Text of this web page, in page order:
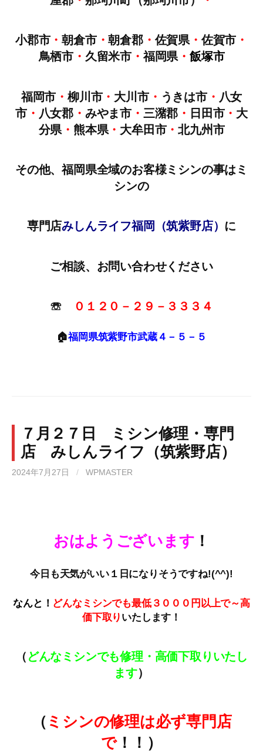
小郡市・朝倉市・朝倉郡・佐賀県・佐賀市 ・
鳥栖市・ 久留米市・福岡県・飯塚市
福岡市 ・柳川市・ 大川市・ うきは市・ 八女
市・ 八女郡・ みやま市・ 三潴郡 ・ 日田市・ 大
分県 ・ 熊本県・ 大牟田市・北九州市
その他、福岡県全域のお客様ミシンの事はミ
シンの
専門店みしんライフ福岡（筑紫野店） に
ご相談、お問い合わせください
☏ ０１２０－２９－３３３４
🏠福岡県筑紫野市武蔵４－５－５
７月２７日 ミシン修理・専門
店 みしんライフ（筑紫野店）
2024年7月27日 / WPMASTER
おはようございます ！
今日も天気がいい１日になりそうですね!(^^)!
なんと！ どんなミシンでも最低３０００円以上で～高
価下取り いたします！
（ どんなミシンでも修理・高価下取りいたし
ます）
（ ミシンの修理は必ず専門店
で！！）